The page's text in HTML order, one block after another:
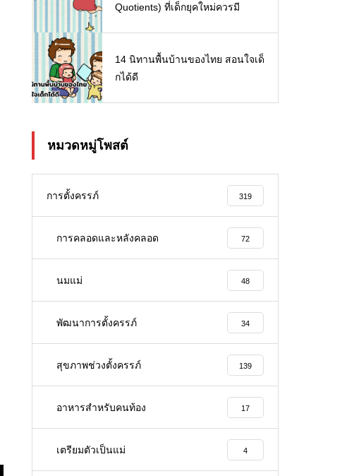
Quotients) ที่เด็กยุคใหม่ควรมี
14 นิทานพื้นบ้านของไทย สอนใจเด็
กได้ดี
หมวดหมู่โพสต์
การตั้งครรภ์ 319
การคลอดและหลังคลอด 72
นมแม่ 48
พัฒนาการตั้งครรภ์ 34
สุขภาพช่วงตั้งครรภ์ 139
อาหารสําหรับคนท้อง 17
เตรียมตัวเป็นแม่ 4